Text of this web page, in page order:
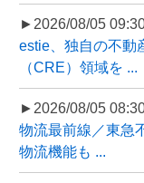
►2026/08/05
estie、独自の不動
（CRE）領域を ...
►2026/08/05
物流最前線／東急
物流機能も ...